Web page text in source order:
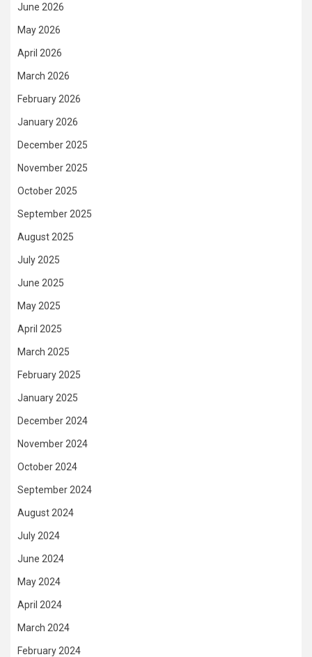
June 2026
May 2026
April 2026
March 2026
February 2026
January 2026
December 2025
November 2025
October 2025
September 2025
August 2025
July 2025
June 2025
May 2025
April 2025
March 2025
February 2025
January 2025
December 2024
November 2024
October 2024
September 2024
August 2024
July 2024
June 2024
May 2024
April 2024
March 2024
February 2024